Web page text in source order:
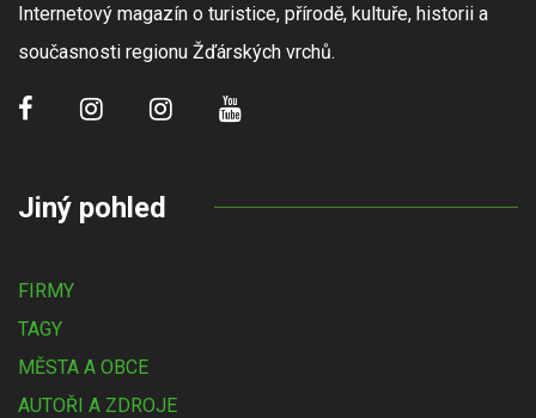
Internetový magazín o turistice, přírodě, kultuře, historii a
současnosti regionu Žďárských vrchů.
Jiný pohled
FIRMY
TAGY
MĚSTA A OBCE
AUTOŘI A ZDROJE